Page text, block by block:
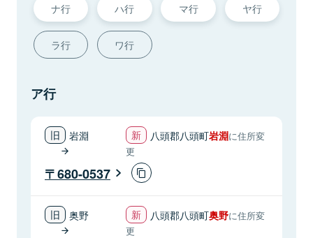
ナ行 ハ行 マ行 ヤ行
ラ行 ワ行
ア行
岩淵 八頭郡八頭町岩淵に住所変
更
680-0537
奥野 八頭郡八頭町奥野に住所変
更